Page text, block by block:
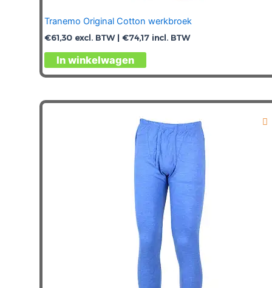
Tranemo Original Cotton werkbroek
€61,30 excl. BTW | €74,17 incl. BTW
In winkelwagen
Dit
product
meerdere
Deze
optie
kan
gekozen
worden
productpagina